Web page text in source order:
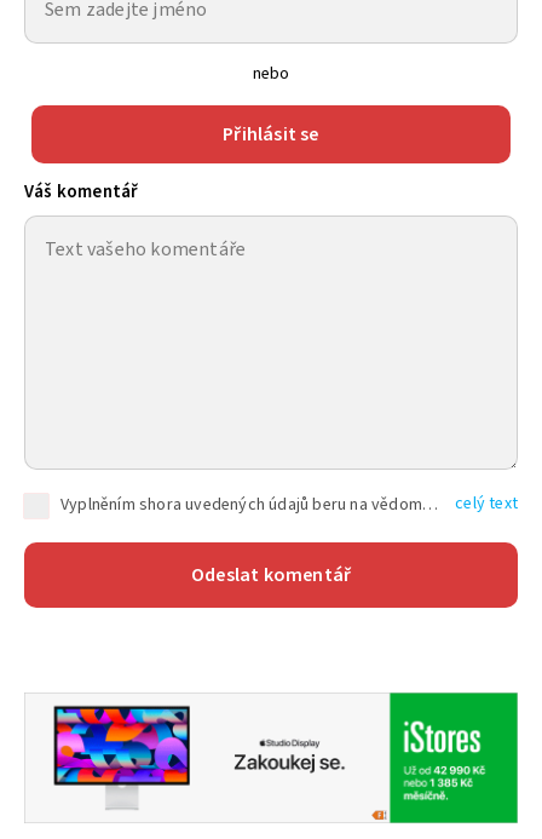
nebo
Přihlásit se
Váš komentář
Vyplněním shora uvedených údajů beru na vědomí, že společnost TEXT FACTORY s.r.o., sídlem Brno, Durďákova 336/29, Černá Pole, PSČ: 613 00, IČ: 06157831, zapsané u Krajského soudu v Brně, oddíl C, vložka 100399, bude zpracovávat mé osobní údaje uvedené v rámci mnou vyplněného registračního formuláře na základě oprávněných zájmů TEXT FACTORY s.r.o. dle čl. 6 odst. 1 písm. f) GDPR a pro splnění právních povinností (čl. 6 odst. 1 písm. c) GDPR), a to pro tyto účely: nezbytnost zajistit oprávnění návštěvníka webových stránek provozovaných společností TEXT FACTORY s.r.o. přispívat aktivně ke zveřejněným článkům nebo v rámci diskusních fór a výkon práv TEXT FACTORY s.r.o. jako administrátora těchto diskusních fór. Více informací o zpracování osobních údajů a právech lze nalézt v celý text